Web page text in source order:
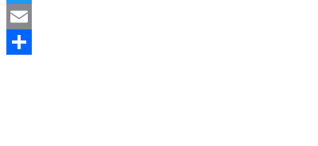
Twitter
Email